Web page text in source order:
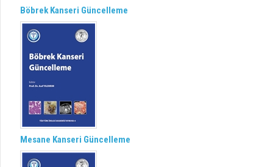
Böbrek Kanseri Güncelleme
Mesane Kanseri Güncelleme